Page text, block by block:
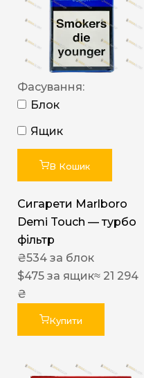
Фасування:
Блок
Ящик
В Кошик
Сигарети Marlboro
Demi Touch — турбо
фільтр
₴534 за блок
$475 за ящик≈ 21 294
₴
Купити